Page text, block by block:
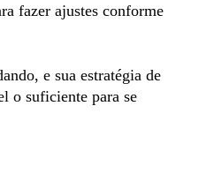
fazer ajustes conforme
e sua estratégia de
o suficiente para se